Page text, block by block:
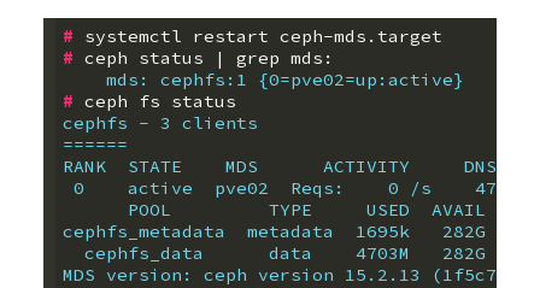
#
# ceph status |
    mds: cephfs:1 {0=pve02=up:active}
#
cephfs - 3 clients
======
RANK  STATE    MDS      ACTIVITY     DNS
0    active  pve02  Reqs:    0 /s    47
      POOL         TYPE     USED  AVAIL
cephfs_metadata  metadata  1695k   282G
  cephfs_data      data    4703M   282G
MDS version: ceph version 15.2.13